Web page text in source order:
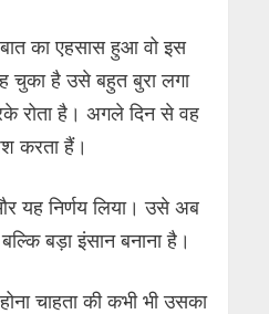
का एहसास हुआ वो इस
चुका है उसे बहुत बुरा लगा
रोता है। अगले दिन से वह
करता हैं।
यह निर्णय लिया। उसे अब
बड़ा इंसान बनाना है।
चाहता की कभी भी उसका